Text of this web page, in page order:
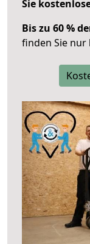
Sie
Bis zu 60 %
finden Sie nur